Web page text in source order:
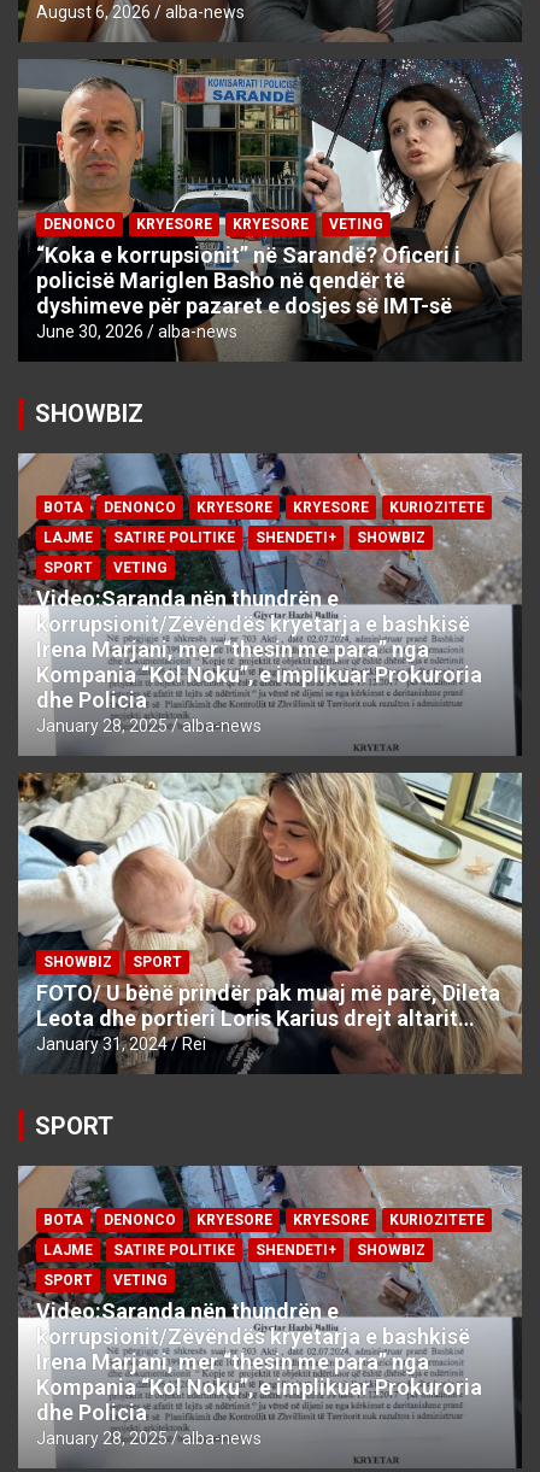
August 6, 2026 alba-news
DENONCO KRYESORE KRYESORE VETING
“Koka e korrupsionit” në Sarandë? Oficeri i
policisë Mariglen Basho në qendër të
dyshimeve për pazaret e dosjes së IMT-së
June 30, 2026 alba-news
SHOWBIZ
BOTA DENONCO KRYESORE KRYESORE
KURIOZITETE
LAJME
SATIRE POLITIKE SHENDETI+
SHOWBIZ
SPORT
VETING
Video:Saranda nën thundrën e
korrupsionit/Zëvëndës kryetarja e bashkisë
Irena Marjani, mer “thesin me para” nga
Kompania “Kol Noku”, e implikuar Prokuroria
dhe Policia
January 28, 2025 alba-news
SHOWBIZ SPORT
FOTO/ U bënë prindër pak muaj më parë, Dileta
Leota dhe portieri Loris Karius drejt altarit…
January 31, 2024 Rei
SPORT
BOTA DENONCO KRYESORE KRYESORE
KURIOZITETE
LAJME
SATIRE POLITIKE SHENDETI+
SHOWBIZ
SPORT
VETING
Video:Saranda nën thundrën e
korrupsionit/Zëvëndës kryetarja e bashkisë
Irena Marjani, mer “thesin me para” nga
Kompania “Kol Noku”, e implikuar Prokuroria
dhe Policia
January 28, 2025 alba-news